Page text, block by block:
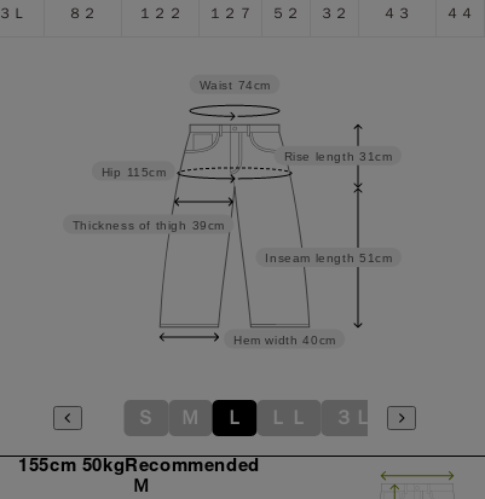
３Ｌ ８２ １２２ １２７ ５２ ３２ ４３ ４４
Inseam length 51cm
Rise length 31cm
Hem width 40cm
Thickness of thigh 39cm
Hip 115cm
Waist 74cm
Ｓ Ｍ Ｌ ＬＬ ３Ｌ
155cm 50kgRecommended
Ｍ